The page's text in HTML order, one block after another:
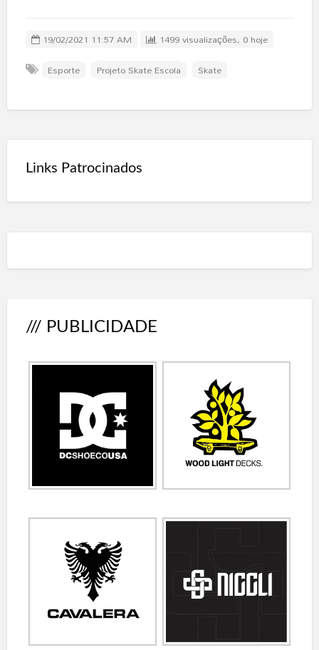
19/02/2021 11:57 AM
1499 visualizações, 0 hoje
Esporte
Projeto Skate Escola Skate
Links Patrocinados
/// PUBLICIDADE